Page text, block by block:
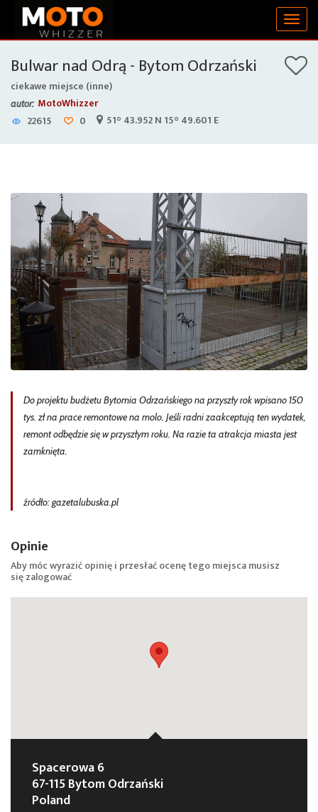
Bulwar nad Odrą - Bytom Odrzański
ciekawe miejsce (inne)
autor: MotoWhizzer
22615
0 51° 43.952 N 15° 49.601 E
Do projektu budżetu Bytomia Odrzańskiego na przyszły rok wpisano 150
tys. zł na prace remontowe na molo. Jeśli radni zaakceptują ten wydatek,
remont odbędzie się w przyszłym roku. Na razie ta atrakcja miasta jest
zamknięta.
źródło: gazetalubuska.pl
Opinie
Aby móc wyrazić opinię i przesłać ocenę tego miejsca musisz
sięzalogować
Spacerowa 6
67-115 Bytom Odrzański
Poland